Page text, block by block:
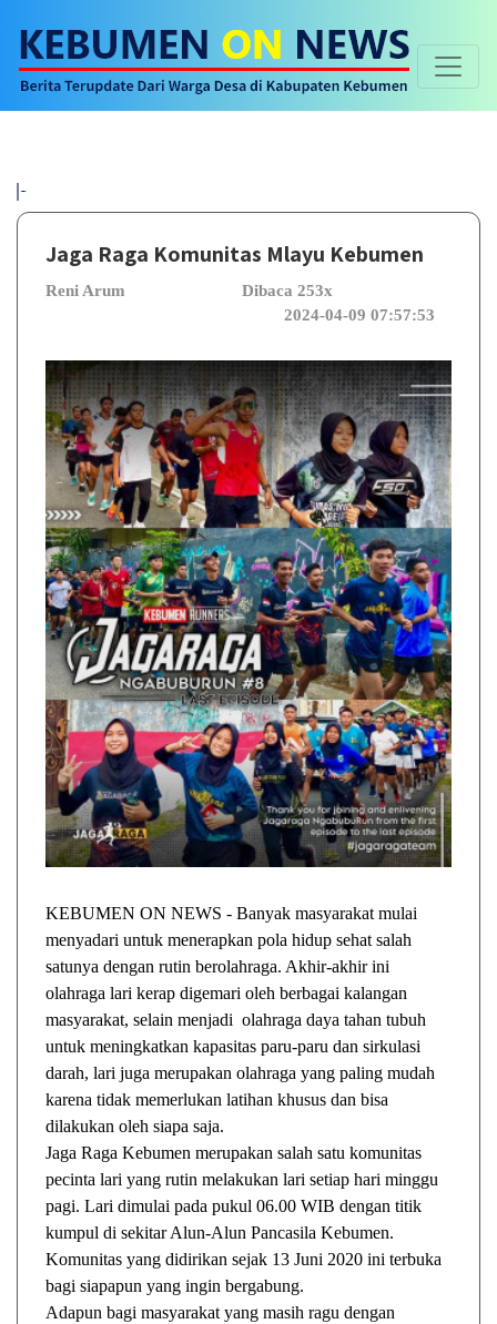
Jaga Raga Komunitas Mlayu Kebumen
Reni Arum
Dibaca 253x
2024-04-09 07:57:53
KEBUMEN ON NEWS - Banyak masyarakat mulai
menyadari untuk menerapkan pola hidup sehat salah
satunya dengan rutin berolahraga. Akhir-akhir ini
olahraga lari kerap digemari oleh berbagai kalangan
masyarakat, selain menjadi olahraga daya tahan tubuh
untuk meningkatkan kapasitas paru-paru dan sirkulasi
darah, lari juga merupakan olahraga yang paling mudah
karena tidak memerlukan latihan khusus dan bisa
dilakukan oleh siapa saja.
Jaga Raga Kebumen merupakan salah satu komunitas
pecinta lari yang rutin melakukan lari setiap hari minggu
pagi. Lari dimulai pada pukul 06.00 WIB dengan titik
kumpul di sekitar Alun-Alun Pancasila Kebumen.
Komunitas yang didirikan sejak 13 Juni 2020 ini terbuka
bagi siapapun yang ingin bergabung.
Adapun bagi masyarakat yang masih ragu dengan